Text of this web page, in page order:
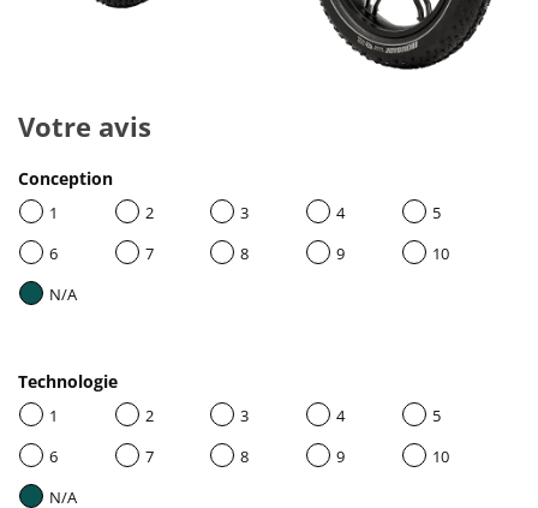
Votre avis
Conception
1 2 3 4
5
6
7 8 9
10
N/A
Technologie
1 2 3 4
5
6
7 8 9
10
N/A